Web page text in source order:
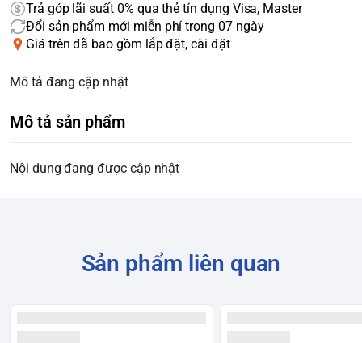
Trả góp lãi suất 0% qua thẻ tín dụng Visa, Master
Đổi sản phẩm mới miễn phí trong 07 ngày
Giá trên đã bao gồm lắp đặt, cài đặt
Mô tả đang cập nhật
Mô tả sản phẩm
Nội dung đang được cập nhật
Sản phẩm liên quan